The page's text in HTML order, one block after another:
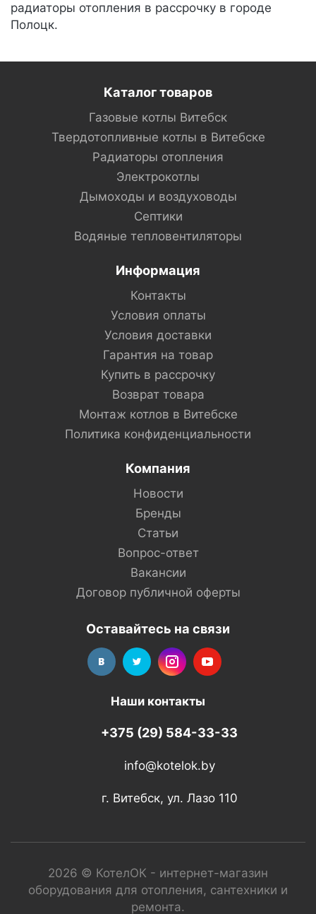
радиаторы отопления в рассрочку в городе
Полоцк.
Каталог товаров
Газовые котлы Витебск
Твердотопливные котлы в Витебске
Радиаторы отопления
Электрокотлы
Дымоходы и воздуховоды
Септики
Водяные тепловентиляторы
Информация
Контакты
Условия оплаты
Условия доставки
Гарантия на товар
Купить в рассрочку
Возврат товара
Монтаж котлов в Витебске
Политика конфиденциальности
Компания
Новости
Бренды
Статьи
Вопрос-ответ
Вакансии
Договор публичной оферты
Оставайтесь на связи
Наши контакты
+375 (29) 584-33-33
info@kotelok.by
г. Витебск, ул. Лазо 110
2026 © КотелОК - интернет-магазин
оборудования для отопления, сантехники и
ремонта.